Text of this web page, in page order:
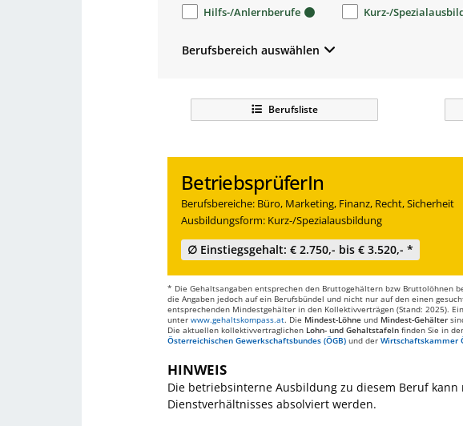
Hilfs-/Anlernberufe
Kurz-/
Berufsbereich auswählen
Berufsliste
BetriebsprüferIn
Berufsbereiche: Büro, Marketing, Finanz, Recht, Sicherheit
Ausbildungsform: Kurz-/Spezialausbildung
∅ Einstiegsgehalt: € 2.750,- bis € 3.520,- *
* Die Gehaltsangaben entsprechen den Bruttogehältern bzw Bruttolöhnen
die Angaben jedoch auf ein Berufsbündel und nicht nur auf den einen
entsprechenden Mindestgehälter in den Kollektivverträgen (Stand: 2025).
unter www.gehaltskompass.at. Die Mindest-Löhne und Mindest-Gehälter
Die aktuellen kollektivvertraglichen Lohn- und Gehaltstafeln finden Sie in
Österreichischen Gewerkschaftsbundes (ÖGB) und der Wirtschaftskammer
HINWEIS
Die betriebsinterne Ausbildung zu diesem Beruf
Dienstverhältnisses absolviert werden.